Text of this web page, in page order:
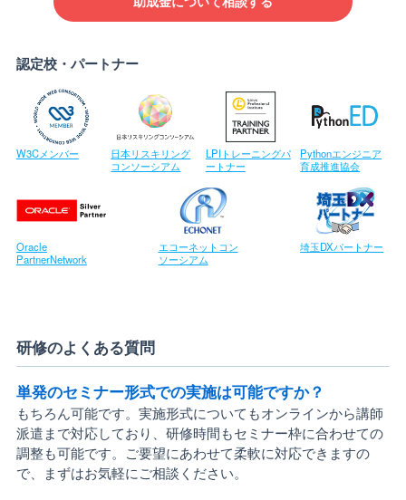
認定校・パートナー
W3Cメンバー
日本リスキリング
コンソーシアム
LPIトレーニングパ
ートナー
Pythonエンジニア
育成推進協会
Oracle
PartnerNetwork
エコーネットコン
ソーシアム
埼玉DXパートナー
研修のよくある質問
単発のセミナー形式での実施は可能ですか？
もちろん可能です。実施形式についてもオンラインから講師
派遣まで対応しており、研修時間もセミナー枠に合わせての
調整も可能です。ご要望にあわせて柔軟に対応できますの
で、まずはお気軽にご相談ください。